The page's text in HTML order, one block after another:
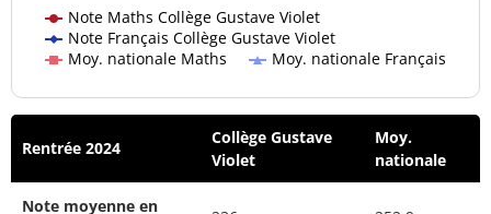
Note Maths Collège Gustave Violet
Note Français Collège Gustave Violet
Moy. nationale Maths
Moy. nationale Français
Rentrée 2024
Collège Gustave
Violet
Moy.
nationale
Note moyenne en